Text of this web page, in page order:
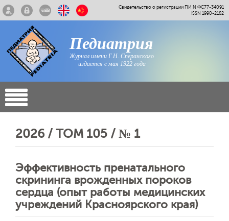
Свидетельство о регистрации ПИ N ФС77-34091
ISSN 1990-2182
Педиатрия
Журнал имени Г.Н. Сперанского
издается с мая 1922 года
2026 / ТОМ 105 / № 1
Эффективность пренатального
скрининга врожденных пороков
сердца (опыт работы медицинских
учреждений Красноярского края)